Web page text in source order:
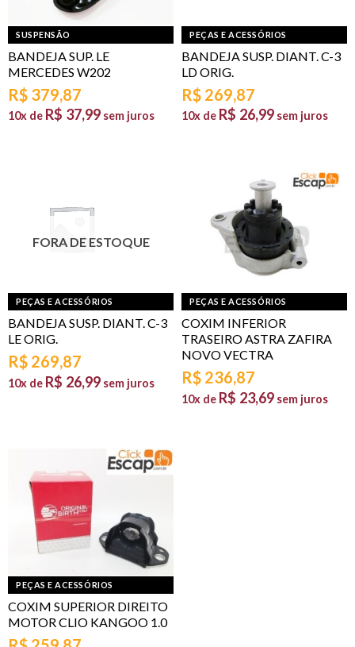
SUSPENSÃO
BANDEJA SUP. LE
MERCEDES W202
R$ 379,87
10x de R$ 37,99 sem juros
PEÇAS E ACESSÓRIOS
BANDEJA SUSP. DIANT. C-3
LD ORIG.
R$ 269,87
10x de R$ 26,99 sem juros
FORA DE ESTOQUE
PEÇAS E ACESSÓRIOS
BANDEJA SUSP. DIANT. C-3
LE ORIG.
R$ 269,87
10x de R$ 26,99 sem juros
PEÇAS E ACESSÓRIOS
COXIM INFERIOR
TRASEIRO ASTRA ZAFIRA
NOVO VECTRA
R$ 236,87
10x de R$ 23,69 sem juros
PEÇAS E ACESSÓRIOS
COXIM SUPERIOR DIREITO
MOTOR CLIO KANGOO 1.0